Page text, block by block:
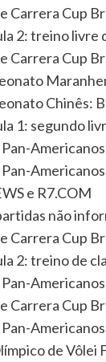
Carrera Cup
2: treino livre
Carrera Cup
Chinês:
1: segundo
Pan-
Pan-
e R7.COM
não
Carrera Cup
2: treino de
Pan-
Carrera Cup
Pan-
de Vôlei